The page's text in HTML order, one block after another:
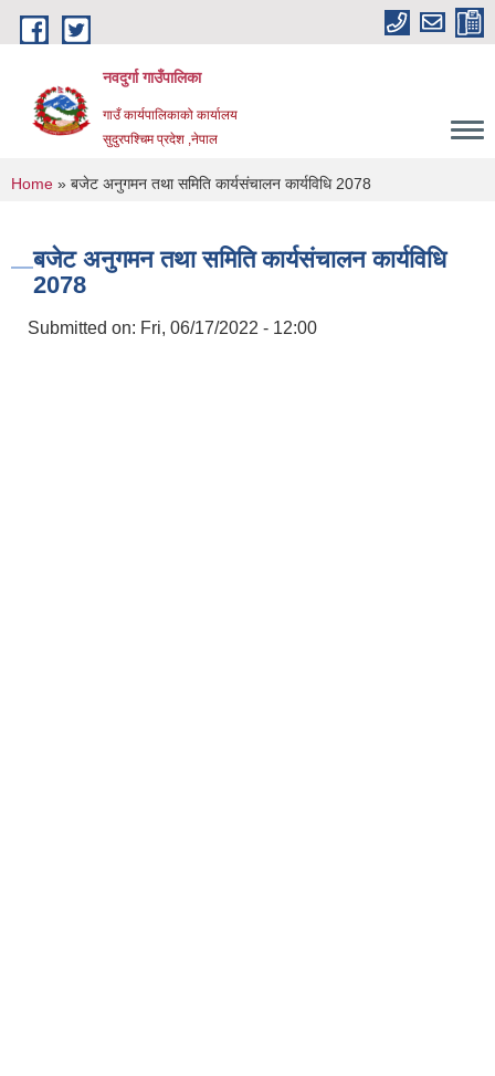
Skip to main content
नवदुर्गा गाउँपालिका
गाउँ कार्यपालिकाको कार्यालय
सुदुरपश्चिम प्रदेश ,नेपाल
You are here
Home » बजेट अनुगमन तथा समिति कार्यसंचालन कार्यविधि 2078
बजेट अनुगमन तथा समिति कार्यसंचालन कार्यविधि
2078
Submitted on: Fri, 06/17/2022 - 12:00